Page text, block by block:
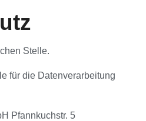
Stelle.
für die Datenverarbeitung
Pfannkuchstr. 5